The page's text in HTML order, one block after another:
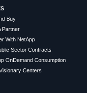
Buy
Partner
With NetApp
Sector Contracts
OnDemand Consumption
Centers